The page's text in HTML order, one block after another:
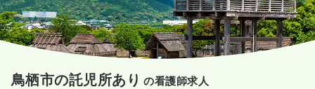
鳥栖市の託児所あり の看護師求人